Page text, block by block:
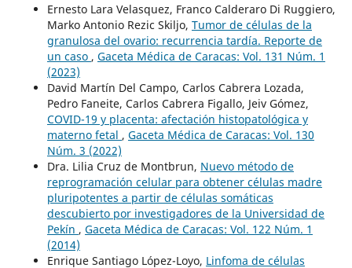
Ernesto Lara Velasquez, Franco Calderaro Di Ruggiero,
Marko Antonio Rezic Skiljo, Tumor de células de la
granulosa del ovario: recurrencia tardía. Reporte de
un caso , Gaceta Médica de Caracas: Vol. 131 Núm. 1
(2023)
David Martín Del Campo, Carlos Cabrera Lozada,
Pedro Faneite, Carlos Cabrera Figallo, Jeiv Gómez,
COVID-19 y placenta: afectación histopatológica y
materno fetal , Gaceta Médica de Caracas: Vol. 130
Núm. 3 (2022)
Dra. Lilia Cruz de Montbrun, Nuevo método de
reprogramación celular para obtener células madre
pluripotentes a partir de células somáticas
descubierto por investigadores de la Universidad de
Pekín , Gaceta Médica de Caracas: Vol. 122 Núm. 1
(2014)
Enrique Santiago López-Loyo, Linfoma de células